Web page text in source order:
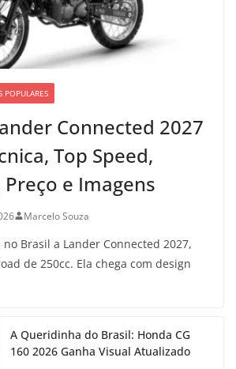
POPULARES
Connected 2027
Top Speed,
e Imagens
Marcelo Souza
Brasil a Lander Connected 2027,
de 250cc. Ela chega com design
A Queridinha do Brasil: Honda CG
160 2026 Ganha Visual Atualizado